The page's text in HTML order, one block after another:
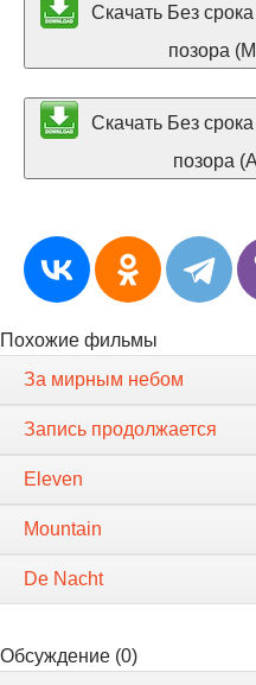
Скачать Без
позора
Скачать Без
позора
Похожие фильмы
За мирным небом
Запись продолжается
Eleven
Mountain
De Nacht
Обсуждение (0)